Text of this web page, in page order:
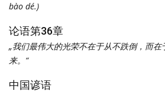
bào dé.)
论语第36章
„我们最伟大的光荣不在于从不跌倒，而
来。“
中国谚语